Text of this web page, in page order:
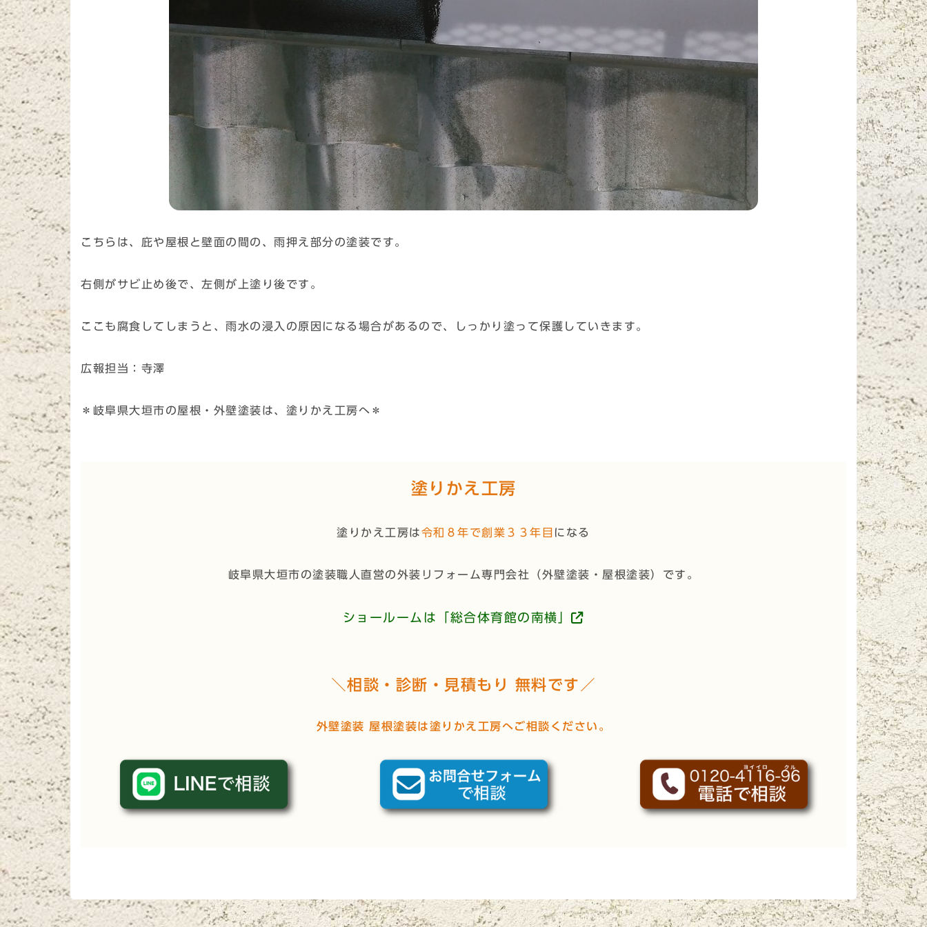
こちらは、庇や屋根と壁面の間の、雨押え部分の塗装です。
右側がサビ止め後で、左側が上塗り後です。
ここも腐食してしまうと、雨水の浸入の原因になる場合があるので、しっかり塗って保護していきます。
広報担当：寺澤
＊岐阜県大垣市の屋根・外壁塗装は、塗りかえ工房へ＊
塗りかえ工房
塗りかえ工房は令和８年で創業３３年目 になる
岐阜県大垣市の塗装職人直営の外装リフォーム専門会社（外壁塗装・屋根塗装）です。
ショールームは「総合体育館の南横」
＼相談・診断・見積もり 無料です／
外壁塗装 屋根塗装は塗りかえ工房へご相談ください。